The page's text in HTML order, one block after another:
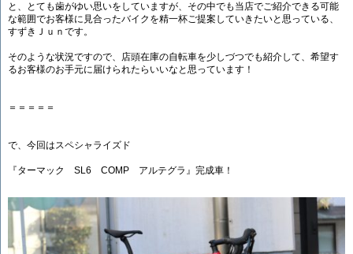
と、とても歯がゆい思いをしていますが、その中でも当店でご紹介できる可能
な範囲でお客様に見合ったバイクを精一杯ご提案していきたいと思っている、
すずきＪｕｎです。
そのような状況ですので、店頭在庫の自転車を少しづつでも紹介して、希望す
るお客様のお手元に届けられたらいいなと思っています！
＝＝＝＝＝
で、今回はスペシャライズド
『ターマック SL6 COMP アルテグラ』完成車！